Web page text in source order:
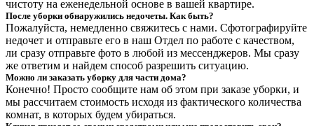
чистоту на еженедельной основе в вашей квартире.
После уборки обнаружились недочеты. Как быть?
Пожалуйста, немедленно свяжитесь с нами. Сфотографируйте
недочет и отправьте его в наш Отдел по работе с качеством,
ли сразу отправьте фото в любой из мессенджеров. Мы сразу
же ответим и найдем способ разрешить ситуацию.
Можно ли заказать уборку для части дома?
Конечно! Просто сообщите нам об этом при заказе уборки, и
мы рассчитаем стоимость исходя из фактического количества
комнат, в которых будем убираться.